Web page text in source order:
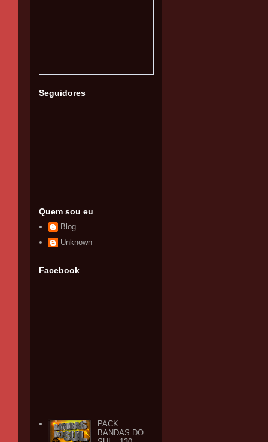
Seguidores
Quem sou eu
Blog
Unknown
Facebook
PACK
BANDAS DO